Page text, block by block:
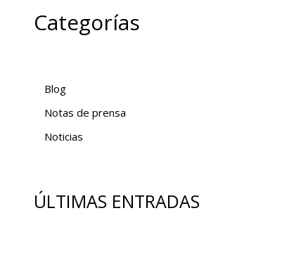
Categorías
Blog
Notas de prensa
Noticias
ÚLTIMAS ENTRADAS